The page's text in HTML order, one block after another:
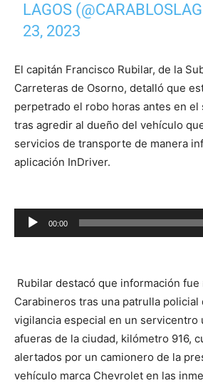
LAGOS
23, 2023
El capitán Francisco Rubilar, de la
Carreteras de Osorno, detalló que
perpetrado el robo horas antes en el
tras agredir al dueño del vehículo
servicios de transporte de manera
aplicación InDriver.
Reproductor
de
00:00
Rubilar destacó que información fue
Carabineros tras una patrulla policial
vigilancia especial en un servicentro
afueras de la ciudad, kilómetro 916,
alertados por un camionero de la
vehículo marca Chevrolet en las